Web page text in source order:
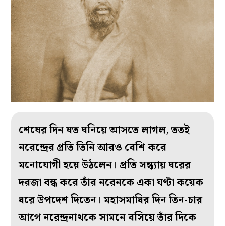
শেষের দিন যত ঘনিয়ে আসতে লাগল, ততই
নরেন্দ্রের প্রতি তিনি আরও বেশি করে
মনোযোগী হয়ে উঠলেন। প্রতি সন্ধ্যায় ঘরের
দরজা বন্ধ করে তাঁর নরেনকে একা ঘণ্টাকয়েক
ধরে উপদেশ দিতেন। মহাসমাধির দিন তিন-চার
আগে নরেন্দ্রনাথকে সামনে বসিয়ে তাঁর দিকে